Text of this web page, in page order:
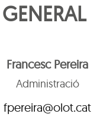
Francesc Pereira
Administració
fpereira@olot.cat